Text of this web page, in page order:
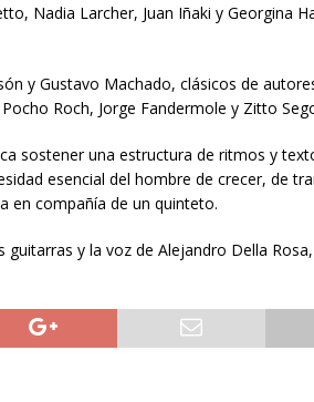
Nadia Larcher, Juan Iñaki y Georgina
y Gustavo Machado, clásicos de
Roch, Jorge Fandermole y Zitto
sostener una estructura de ritmos y
esencial del hombre de crecer, de
en compañía de un quinteto.
y la voz de Alejandro Della